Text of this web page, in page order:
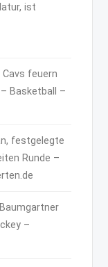
ist
Cavs feuern
Basketball –
festgelegte
Runde –
–